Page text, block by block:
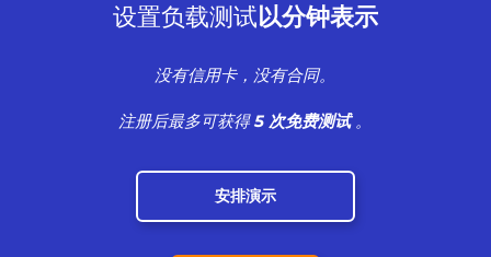
设置负载测试以分钟表示
没有信用卡，没有合同。
注册后最多可获得5 次免费测试。
安排演示